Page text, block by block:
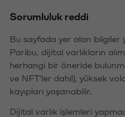
Sorumluluk reddi
Bu sayfada yer alan bilgiler
Paribu, dijital varlıkların
herhangi bir öneride
ve NFT'ler dahil), yüksek
kayıpları yaşanabilir.
Dijital varlık işlemleri